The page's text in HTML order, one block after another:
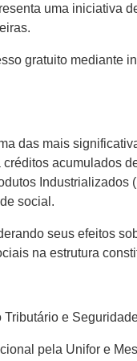
uma iniciativa
gratuito mediante
das mais
acumulados
Industrializados
social.
seus efeitos
na estrutura
e
pela Unifor e